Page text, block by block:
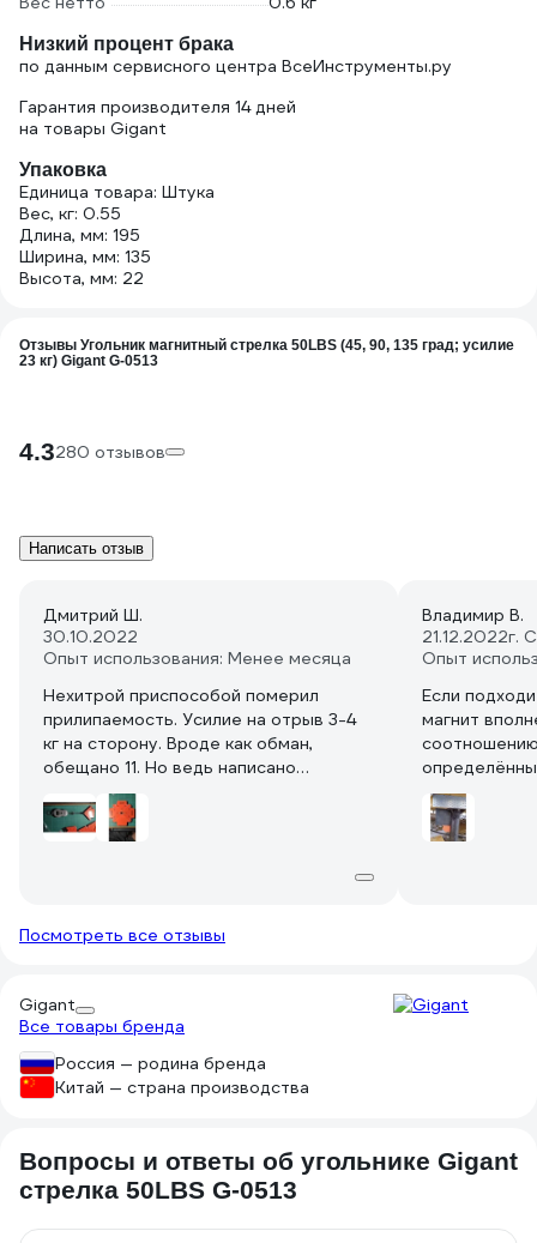
Низкий процент брака
по данным сервисного центра ВсеИнструменты.ру
Гарантия производителя 14 дней
на товары Gigant
Упаковка
Единица товара: Штука
Вес, кг: 0.55
Длина, мм: 195
Ширина, мм: 135
Высота, мм: 22
Отзывы Угольник магнитный стрелка 50LBS (45, 90, 135 град; усилие
23 кг) Gigant G-0513
4.3280 отзывов
Написать отзыв
Дмитрий Ш.
30.10.2022
Опыт использования: Менее месяца
Нехитрой приспособой померил
прилипаемость. Усилие на отрыв 3-4
кг на сторону. Вроде как обман,
обещано 11. Но ведь написано
"максимальное усилие на отрыв 11кг",
значит всё что меньше
соответствует. Да и 3 стороны по 4 кг
Владимир В.
21.12.2022г.
Опыт
Если
магнит
эту цену
притяжения
на цене в
Посмотреть все отзывы
Gigant
Все товары бренда
Россия — родина бренда
Китай — страна производства
Вопросы и ответы об угольнике Gigant
стрелка 50LBS G-0513